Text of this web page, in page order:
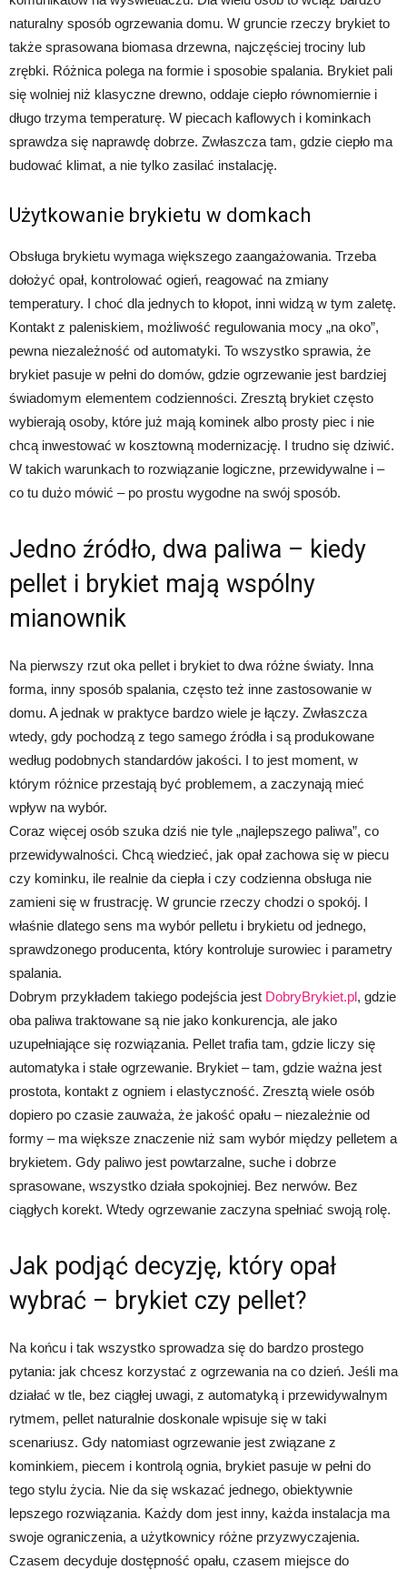
naturalny sposób ogrzewania domu. W gruncie rzeczy brykiet to
także sprasowana biomasa drzewna, najczęściej trociny lub
zrębki. Różnica polega na formie i sposobie spalania. Brykiet pali
się wolniej niż klasyczne drewno, oddaje ciepło równomiernie i
długo trzyma temperaturę. W piecach kaflowych i kominkach
sprawdza się naprawdę dobrze. Zwłaszcza tam, gdzie ciepło ma
budować klimat, a nie tylko zasilać instalację.
Użytkowanie brykietu w domkach
Obsługa brykietu wymaga większego zaangażowania. Trzeba
dołożyć opał, kontrolować ogień, reagować na zmiany
temperatury. I choć dla jednych to kłopot, inni widzą w tym zaletę.
Kontakt z paleniskiem, możliwość regulowania mocy „na oko”,
pewna niezależność od automatyki. To wszystko sprawia, że
brykiet pasuje w pełni do domów, gdzie ogrzewanie jest bardziej
świadomym elementem codzienności. Zresztą brykiet często
wybierają osoby, które już mają kominek albo prosty piec i nie
chcą inwestować w kosztowną modernizację. I trudno się dziwić.
W takich warunkach to rozwiązanie logiczne, przewidywalne i –
co tu dużo mówić – po prostu wygodne na swój sposób.
Jedno źródło, dwa paliwa – kiedy
pellet i brykiet mają wspólny
mianownik
Na pierwszy rzut oka pellet i brykiet to dwa różne światy. Inna
forma, inny sposób spalania, często też inne zastosowanie w
domu. A jednak w praktyce bardzo wiele je łączy. Zwłaszcza
wtedy, gdy pochodzą z tego samego źródła i są produkowane
według podobnych standardów jakości. I to jest moment, w
którym różnice przestają być problemem, a zaczynają mieć
wpływ na wybór.
Coraz więcej osób szuka dziś nie tyle „najlepszego paliwa”, co
przewidywalności. Chcą wiedzieć, jak opał zachowa się w piecu
czy kominku, ile realnie da ciepła i czy codzienna obsługa nie
zamieni się w frustrację. W gruncie rzeczy chodzi o spokój. I
właśnie dlatego sens ma wybór pelletu i brykietu od jednego,
sprawdzonego producenta, który kontroluje surowiec i parametry
spalania.
Dobrym przykładem takiego podejścia jest DobryBrykiet.pl, gdzie
oba paliwa traktowane są nie jako konkurencja, ale jako
uzupełniające się rozwiązania. Pellet trafia tam, gdzie liczy się
automatyka i stałe ogrzewanie. Brykiet – tam, gdzie ważna jest
prostota, kontakt z ogniem i elastyczność. Zresztą wiele osób
dopiero po czasie zauważa, że jakość opału – niezależnie od
formy – ma większe znaczenie niż sam wybór między pelletem a
brykietem. Gdy paliwo jest powtarzalne, suche i dobrze
sprasowane, wszystko działa spokojniej. Bez nerwów. Bez
ciągłych korekt. Wtedy ogrzewanie zaczyna spełniać swoją rolę.
Jak podjąć decyzję, który opał
wybrać – brykiet czy pellet?
Na końcu i tak wszystko sprowadza się do bardzo prostego
pytania: jak chcesz korzystać z ogrzewania na co dzień. Jeśli ma
działać w tle, bez ciągłej uwagi, z automatyką i przewidywalnym
rytmem, pellet naturalnie doskonale wpisuje się w taki
scenariusz. Gdy natomiast ogrzewanie jest związane z
kominkiem, piecem i kontrolą ognia, brykiet pasuje w pełni do
tego stylu życia. Nie da się wskazać jednego, obiektywnie
lepszego rozwiązania. Każdy dom jest inny, każda instalacja ma
swoje ograniczenia, a użytkownicy różne przyzwyczajenia.
Czasem decyduje dostępność opału, czasem miejsce do